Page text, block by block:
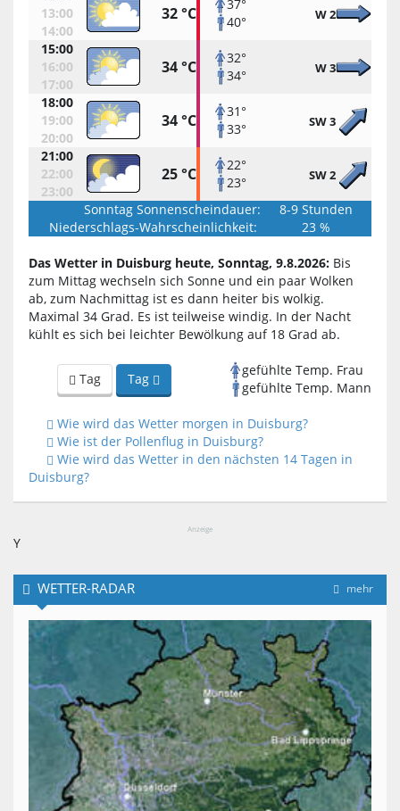
13:00
14:00
32 °C
37°
40°
W 2
15:00
16:00
17:00
34 °C
32°
34°
W 3
18:00
19:00
20:00
34 °C
31°
33°
SW 3
21:00
22:00
23:00
25 °C
22°
23°
SW 2
Sonntag Sonnenscheindauer:
8-9 Stunden
Niederschlags-Wahrscheinlichkeit:
23 %
Das Wetter in Duisburg heute, Sonntag, 9.8.2026: Bis
zum Mittag wechseln sich Sonne und ein paar Wolken
ab, zum Nachmittag ist es dann heiter bis wolkig.
Maximal 34 Grad. Es ist teilweise windig. In der Nacht
kühlt es sich bei leichter Bewölkung auf 18 Grad ab.
Tag Tag
gefühlte Temp. Frau
gefühlte Temp. Mann
Wie wird das Wetter morgen in Duisburg?
Wie ist der Pollenflug in Duisburg?
Wie wird das Wetter in den nächsten 14 Tagen in
Duisburg?
Anzeige
Y
mehr
WETTER-RADAR